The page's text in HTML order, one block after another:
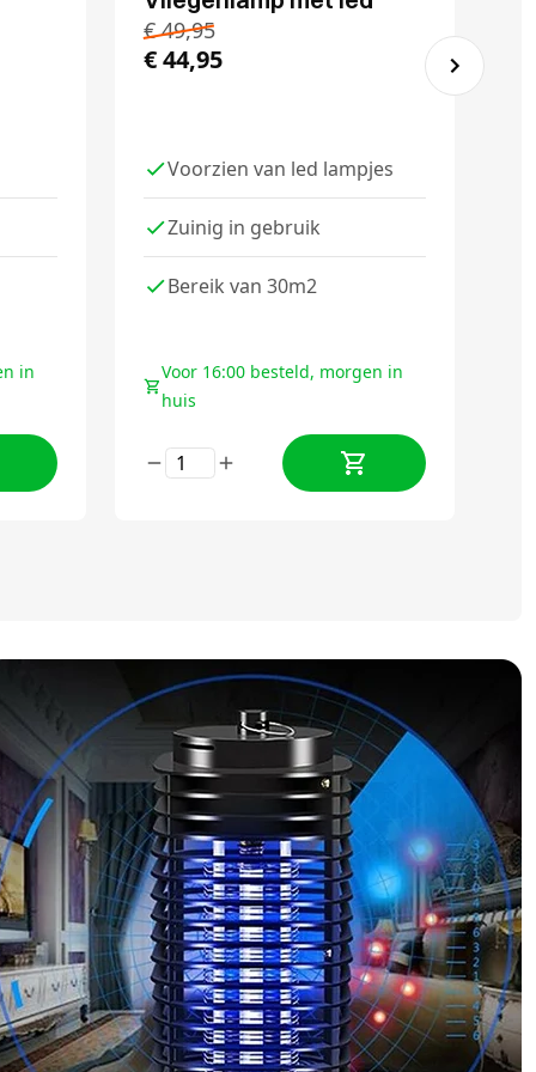
in
€49,95
€44,95
Voorzien van led lampjes
Zuinig in gebruik
Bereik van 30m2
Voor 16:00 besteld, morgen in
huis